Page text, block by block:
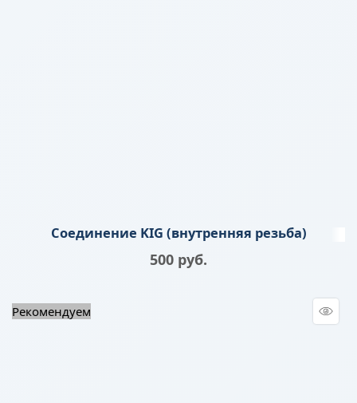
Соединение KIG (внутренняя резьба)
500 руб.
Рекомендуем